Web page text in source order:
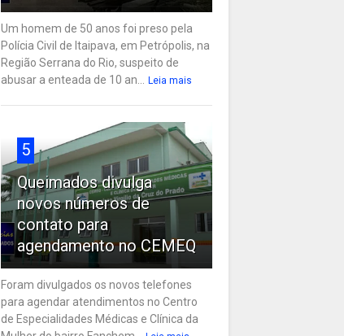
Um homem de 50 anos foi preso pela
Polícia Civil de Itaipava, em Petrópolis, na
Região Serrana do Rio, suspeito de
abusar a enteada de 10 an...
Leia mais
5
Queimados divulga
novos números de
contato para
agendamento no CEMEQ
Foram divulgados os novos telefones
para agendar atendimentos no Centro
de Especialidades Médicas e Clínica da